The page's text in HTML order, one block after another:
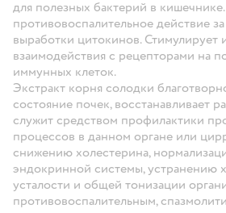
для полезных бактерий в
противовоспалительное действие
выработки цитокинов. Стимулирует
взаимодействия с рецепторами на
иммунных клеток.
Экстракт корня солодки
состояние почек, восстанавливает
служит средством профилактики
процессов в данном органе или
снижению холестерина,
эндокринной системы, устранению
усталости и общей тонизации
противовоспалительным,